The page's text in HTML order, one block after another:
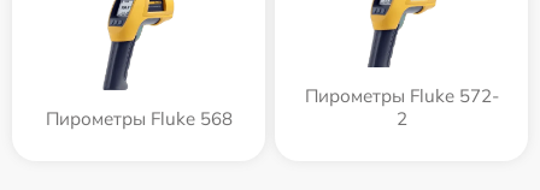
Пирометры Fluke 568
Пирометры Fluke 572-
2